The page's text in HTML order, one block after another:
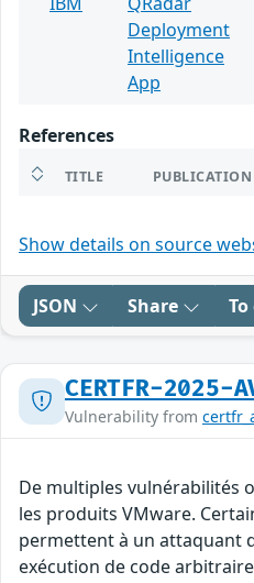
Deployment
Intelligence
App
References
TITLE
Show details on source
JSON Share
CERTFR-2025-
Vulnerability from
De multiples vulnérabilités
les produits VMware.
permettent à un attaquant
exécution de code